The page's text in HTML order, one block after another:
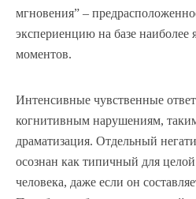
мгновения” –
экспериенцию на базе
моментов.
Интенсивные чувственные
когнитивным нарушениям,
драматизация. Отдельный
осознан как типичный для целой
человека, даже если он